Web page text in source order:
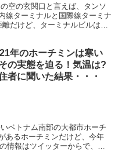
空の玄関口と言えば、タンソ
線ターミナルと国際線ターミナ
だけど、ターミナルビルは
年のホーチミンは寒い
の実態を迫る！気温は?
者に聞いた結果・・・
ベトナム南部の大都市ホーチ
あるホーチミンだけど、今年
情報はツイッターからで、今